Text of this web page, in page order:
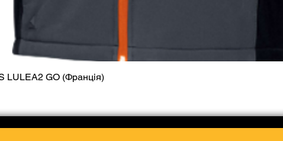
LULEA2 GO (Франція)